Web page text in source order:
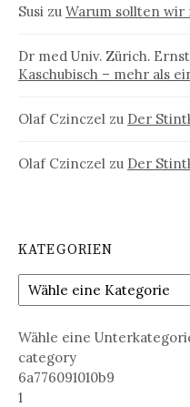
Susi zu Warum sollten wir
Dr med Univ. Zürich.
Kaschubisch – mehr als
Olaf Czinczel zu Der
Olaf Czinczel zu Der
KATEGORIEN
Wähle eine
category
6a776091010b9
1